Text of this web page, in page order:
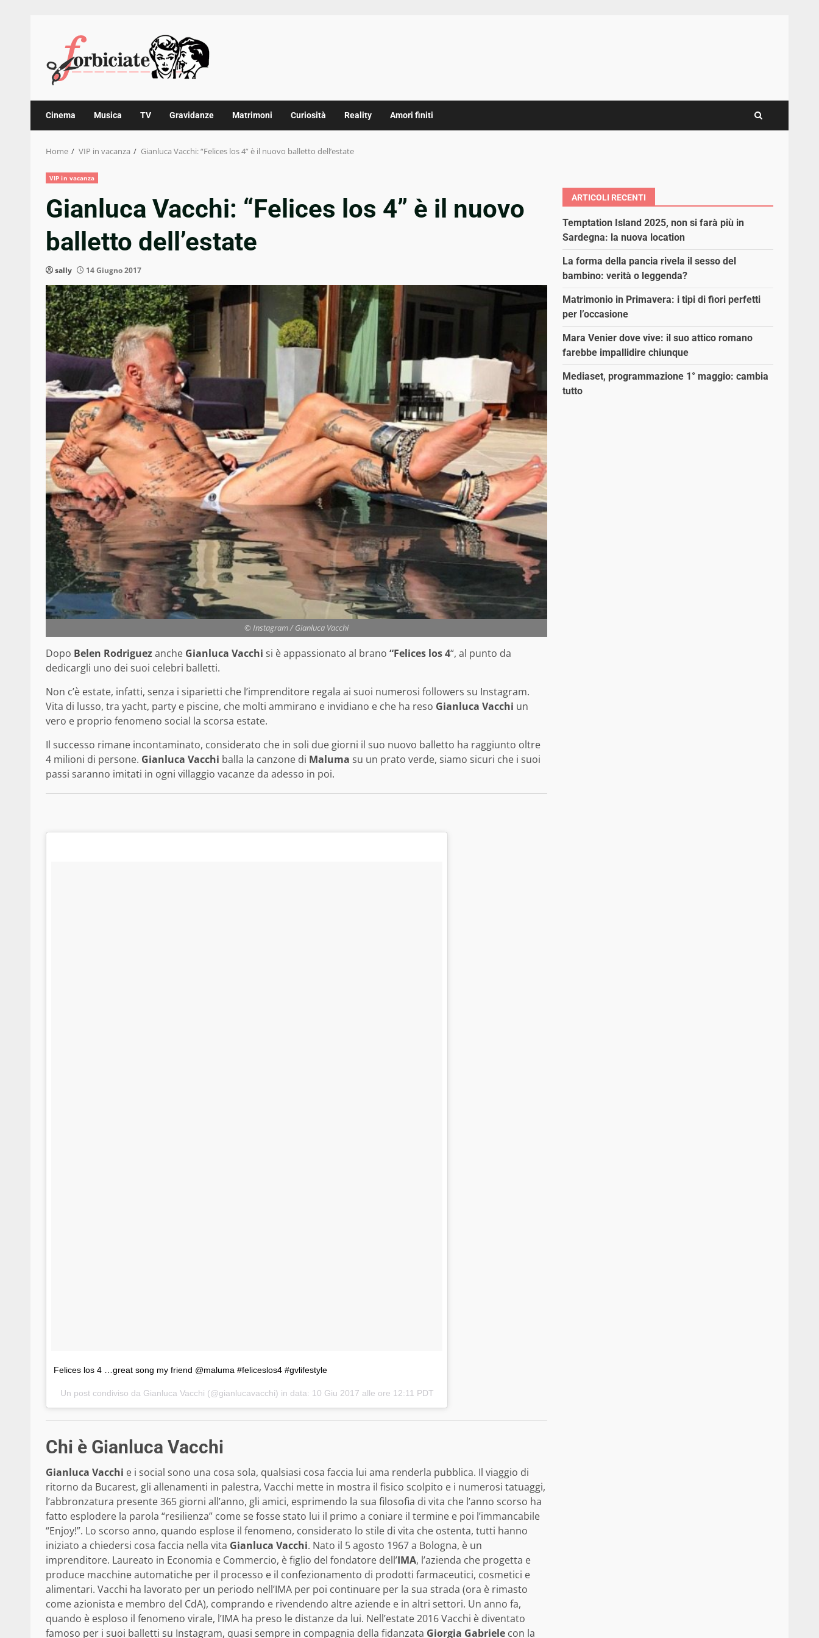
content
Cinema Musica TV Gravidanze Matrimoni Curiosità Reality Amori finiti
Home VIP in vacanza Gianluca Vacchi: “Felices los 4” è il nuovo balletto dell’estate
VIP in vacanza
Gianluca Vacchi: “Felices los 4” è il nuovo
balletto dell’estate
sally 14 Giugno 2017
© Instagram / Gianluca Vacchi
Dopo Belen Rodriguezanche Gianluca Vacchi si è appassionato al brano “Felices los 4“, al punto da
dedicargli uno dei suoi celebri balletti.
Non c’è estate, infatti, senza i siparietti che l’imprenditore regala ai suoi numerosi followers su Instagram.
Vita di lusso, tra yacht, party e piscine, che molti ammirano e invidiano e che ha reso Gianluca Vacchi un
vero e proprio fenomeno social la scorsa estate.
Il successo rimane incontaminato, considerato che in soli due giorni il suo nuovo balletto ha raggiunto oltre
4 milioni di persone. Gianluca Vacchi balla la canzone di Maluma su un prato verde, siamo sicuri che i suoi
passi saranno imitati in ogni villaggio vacanze da adesso in poi.
Felices los 4 …great song my friend @maluma #feliceslos4 #gvlifestyle
Un post condiviso da Gianluca Vacchi (@gianlucavacchi) in data: 10 Giu 2017 alle ore 12:11 PDT
Chi è Gianluca Vacchi
Gianluca Vacchi e i social sono una cosa sola, qualsiasi cosa faccia lui ama renderla pubblica. Il viaggio di
ritorno da Bucarest, gli allenamenti in palestra, Vacchi mette in mostra il fisico scolpito e i numerosi tatuaggi,
l’abbronzatura presente 365 giorni all’anno, gli amici, esprimendo la sua filosofia di vita che l’anno scorso ha
fatto esplodere la parola “resilienza” come se fosse stato lui il primo a coniare il termine e poi l’immancabile
“Enjoy!”. Lo scorso anno, quando esplose il fenomeno, considerato lo stile di vita che ostenta, tutti hanno
iniziato a chiedersi cosa faccia nella vita Gianluca Vacchi. Nato il 5 agosto 1967 a Bologna, è un
imprenditore. Laureato in Economia e Commercio, è figlio del fondatore dell’IMA, l’azienda che progetta e
produce macchine automatiche per il processo e il confezionamento di prodotti farmaceutici, cosmetici e
alimentari. Vacchi ha lavorato per un periodo nell’IMA per poi continuare per la sua strada (ora è rimasto
come azionista e membro del CdA), comprando e rivendendo altre aziende e in altri settori. Un anno fa,
quando è esploso il fenomeno virale, l’IMA ha preso le distanze da lui. Nell’estate 2016 Vacchi è diventato
famoso per i suoi balletti su Instagram, quasi sempre in compagnia della fidanzata Giorgia Gabriele con la
ARTICOLI RECENTI
Temptation Island 2025, non si farà più in
Sardegna: la nuova location
La forma della pancia rivela il sesso del
bambino: verità o leggenda?
Matrimonio in Primavera: i tipi di fiori perfetti
per l’occasione
Mara Venier dove vive: il suo attico romano
farebbe impallidire chiunque
Mediaset, programmazione 1° maggio: cambia
tutto